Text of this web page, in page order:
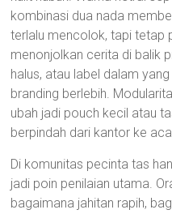
kombinasi dua nada
terlalu mencolok, tapi tetap
menonjolkan cerita di balik
halus, atau label dalam
branding berlebih.
ubah jadi pouch kecil atau
berpindah dari kantor ke
Di komunitas pecinta tas
jadi poin penilaian utama.
bagaimana jahitan rapih,